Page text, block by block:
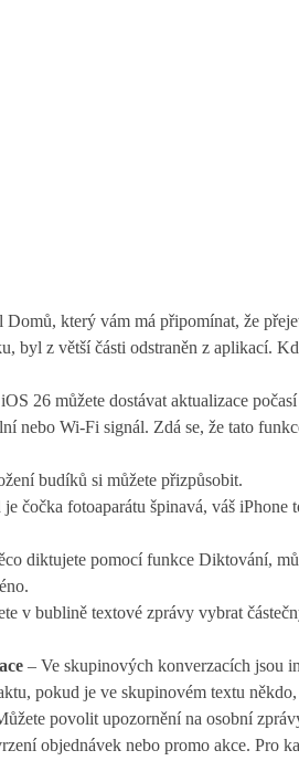
Domů, který vám má připomínat, že
byl z větší části odstraněn z aplikací.
26 můžete dostávat aktualizace
nebo Wi-Fi signál. Zdá se, že tato
budíků si můžete přizpůsobit.
čočka fotoaparátu špinavá, váš iPhone
diktujete pomocí funkce Diktování,
v bublině textové zprávy vybrat
– Ve skupinových konverzacích jsou
pokud je ve skupinovém textu někdo,
povolit upozornění na osobní
objednávek nebo promo akce. Pro